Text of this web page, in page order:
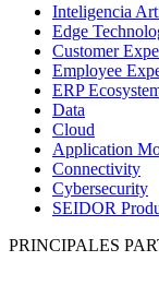
Inteligencia
Edge
Customer
Employee
ERP
Data
Cloud
Application
Connectivity
Cybersecurity
SEIDOR
PRINCIPALES